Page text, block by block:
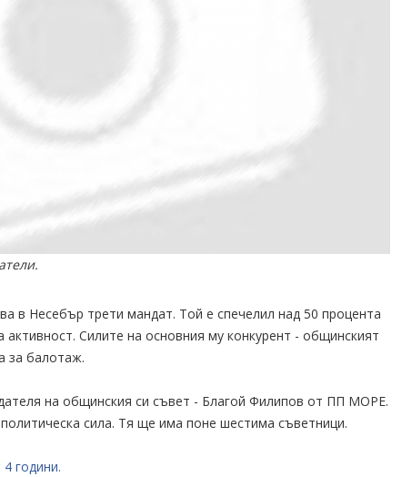
в Несебър трети мандат. Той е спечелил над 50 процента
активност. Силите на основния му конкурент - общинският
за балотаж.
на общинския си съвет - Благой Филипов от ПП МОРЕ.
сила. Тя ще има поне шестима съветници.
години.